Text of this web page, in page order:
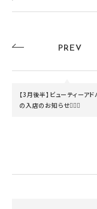
PREV
【3月後半】ビューティーア
の入店のお知らせ🧚🏻‍♀️